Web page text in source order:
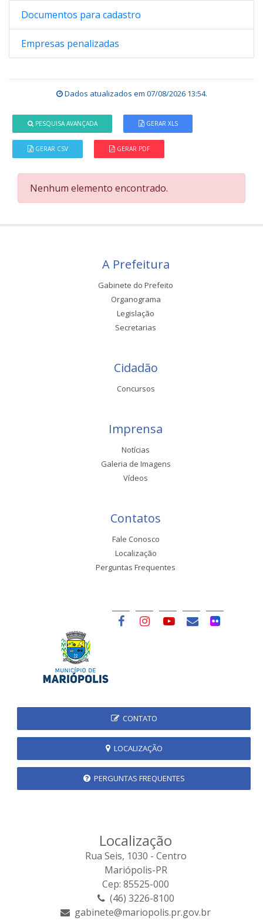
Documentos para cadastro
Empresas penalizadas
Dados atualizados em 07/08/2026 13:54.
PESQUISA AVANÇADA GERAR XLS
GERAR CSV GERAR PDF
Nenhum elemento encontrado.
A Prefeitura
Gabinete do Prefeito
Organograma
Legislação
Secretarias
Cidadão
Concursos
Imprensa
Notícias
Galeria de Imagens
Vídeos
Contatos
Fale Conosco
Localização
Perguntas Frequentes
CONTATO
LOCALIZAÇÃO
PERGUNTAS FREQUENTES
Localização
Rua Seis, 1030 - Centro
Mariópolis-PR
Cep: 85525-000
(46) 3226-8100
gabinete@mariopolis.pr.gov.br